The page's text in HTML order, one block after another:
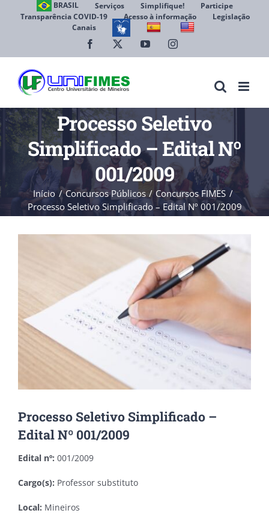
BRASIL Serviços Simplifique!
Participe
Transparência COVID-19
Acesso à informação
Legislação
Canais
Facebook YouTubeInstagram
Processo Seletivo
Simplificado – Edital Nº
001/2009
Início Concursos Públicos
Concursos FIMES
Processo Seletivo Simplificado – Edital Nº 001/2009
Processo Seletivo Simplificado –
Edital Nº 001/2009
Edital nº: 001/2009
Cargo(s): Professor substituto
Local: Mineiros